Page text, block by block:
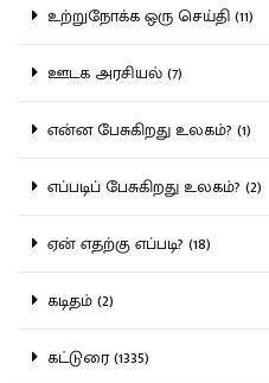
உற்றுநோக்க ஒரு செய்தி (11)
ஊடக அரசியல் (7)
என்ன பேசுகிறது உலகம்? (1)
எப்படிப் பேசுகிறது உலகம்? (2)
ஏன் எதற்கு எப்படி? (18)
கடிதம் (2)
கட்டுரை (1335)